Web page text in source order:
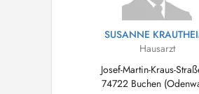
SUSANNE
Hausarzt
Josef-Martin-Kraus-
74722 Buchen